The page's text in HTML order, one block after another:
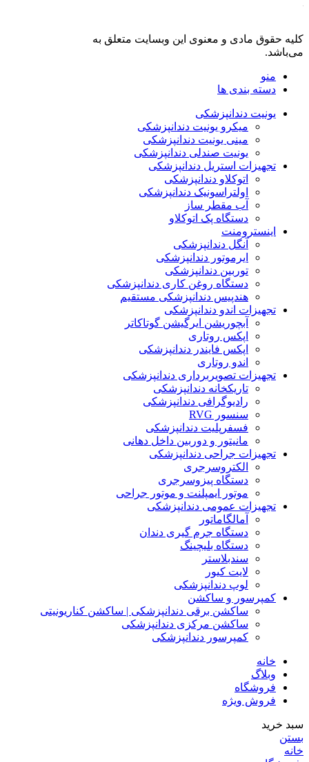
کلیه حقوق مادی و معنوی این وبسایت متعلق به
می‌باشد.
منو
دسته بندی ها
یونیت دندانپزشکی
میکرو یونیت دندانپزشکی
مینی یونیت دندانپزشکی
یونیت صندلی دندانپزشکی
تجهیزات استریل دندانپزشکی
اتوکلاو دندانپزشکی
اولتراسونیک دندانپزشکی
آب مقطر ساز
دستگاه پک اتوکلاو
اینسترومنت
آنگل دندانپزشکی
ایرموتور دندانپزشکی
توربین دندانپزشکی
دستگاه روغن کاری دندانپزشکی
هندپیس دندانپزشکی مستقیم
تجهیزات اندو دندانپزشکی
آبچوریشن ایرگیشن گوتاکاتر
اپکس روتاری
اپکس فایندر دندانپزشکی
اندو روتاری
تجهیزات تصویربرداری دندانپزشکی
تاریکخانه دندانپزشکی
رادیوگرافی دندانپزشکی
سنسور RVG
فسفرپلیت دندانپزشکی
مانیتور و دوربین داخل دهانی
تجهیزات جراحی دندانپزشکی
الکتروسرجری
دستگاه پیزوسرجری
موتور ایمپلنت و موتور جراحی
تجهیزات عمومی دندانپزشکی
آمالگاماتور
دستگاه جرم گیری دندان
دستگاه بلیچینگ
سندبلاستر
لایت کیور
لوپ دندانپزشکی
کمپرسور و ساکشن
ساکشن برقی دندانپزشکی | ساکشن کناریونیتی
ساکشن مرکزی دندانپزشکی
کمپرسور دندانپزشکی
خانه
وبلاگ
فروشگاه
فروش ویژه
سبد خرید
بستن
خانه